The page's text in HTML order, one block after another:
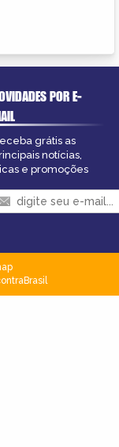
POR E-
grátis as
notícias,
e promoções